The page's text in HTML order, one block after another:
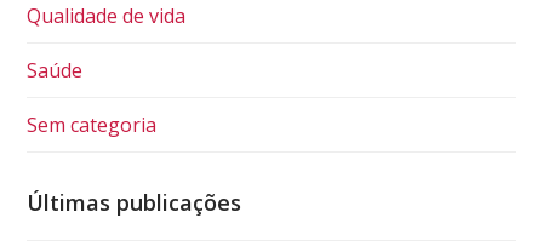
Qualidade de vida
Saúde
Sem categoria
Últimas publicações